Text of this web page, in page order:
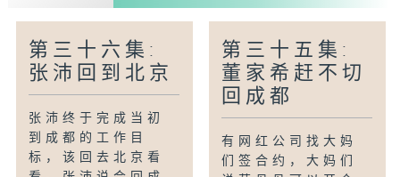
第三十六集:
张沛回到北京
张沛终于完成当初
到成都的工作目
标，该回去北京看
第三十五集:
董家希赶不切
回成都
有网红公司找大妈
们签合约，大妈们